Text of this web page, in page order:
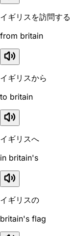
イギリスを訪問する
from britain
イギリスから
to britain
イギリスへ
in britain's
イギリスの
britain's flag